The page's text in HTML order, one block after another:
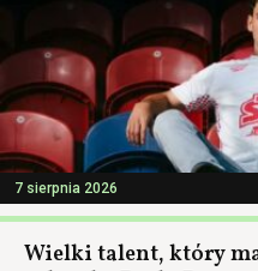
7 sierpnia 2026
Wielki talent, który